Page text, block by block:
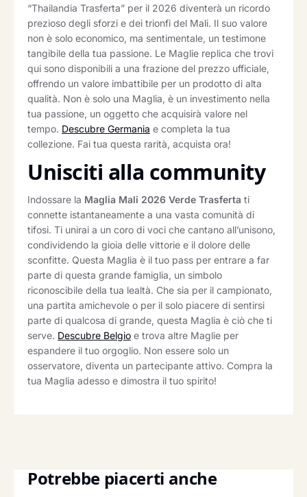
“Thailandia Trasferta” per il 2026 diventerà un ricordo
prezioso degli sforzi e dei trionfi del Mali. Il suo valore
non è solo economico, ma sentimentale, un testimone
tangibile della tua passione. Le Maglie replica che trovi
qui sono disponibili a una frazione del prezzo ufficiale,
offrendo un valore imbattibile per un prodotto di alta
qualità. Non è solo una Maglia, è un investimento nella
tua passione, un oggetto che acquisirà valore nel
tempo. Descubre Germania e completa la tua
collezione. Fai tua questa rarità, acquista ora!
Unisciti alla community
Indossare la Maglia Mali 2026 Verde Trasferta ti
connette istantaneamente a una vasta comunità di
tifosi. Ti unirai a un coro di voci che cantano all’unisono,
condividendo la gioia delle vittorie e il dolore delle
sconfitte. Questa Maglia è il tuo pass per entrare a far
parte di questa grande famiglia, un simbolo
riconoscibile della tua lealtà. Che sia per il campionato,
una partita amichevole o per il solo piacere di sentirsi
parte di qualcosa di grande, questa Maglia è ciò che ti
serve. Descubre Belgio e trova altre Maglie per
espandere il tuo orgoglio. Non essere solo un
osservatore, diventa un partecipante attivo. Compra la
tua Maglia adesso e dimostra il tuo spirito!
Potrebbe piacerti anche